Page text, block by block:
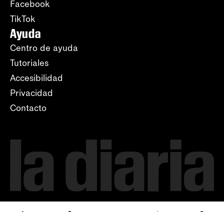
Facebook
TikTok
Ayuda
Centro de ayuda
Tutoriales
Accesibilidad
Privacidad
Contacto